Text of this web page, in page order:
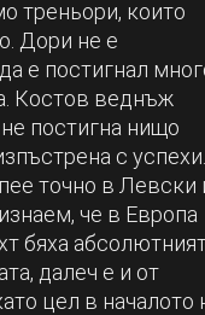
треньори, които
Дори не е
е постигнал
Костов веднъж
постигна нищо
с
точно в Левски
че в Европа
бяха
далеч е и от
цел в началото